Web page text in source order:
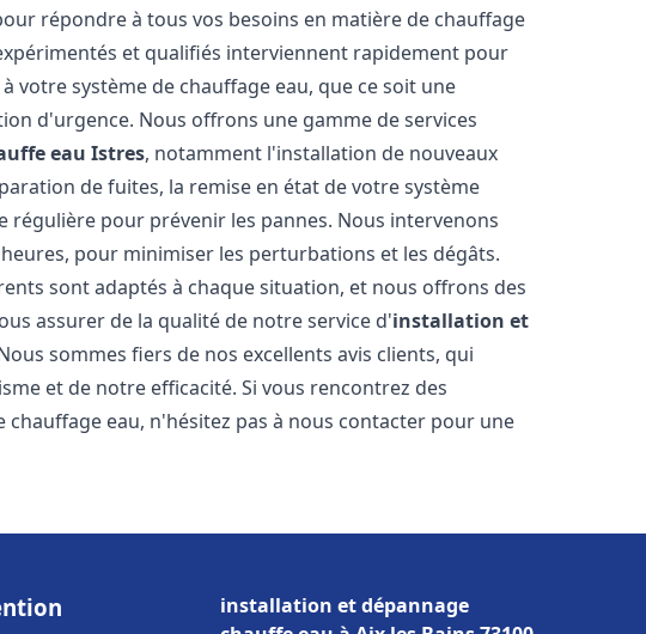
répondre à tous vos besoins en matière de chauffage
et qualifiés interviennent rapidement pour
votre système de chauffage eau, que ce soit une
d'urgence. Nous offrons une gamme de services
eau Istres, notamment l'installation de nouveaux
de fuites, la remise en état de votre système
régulière pour prévenir les pannes. Nous intervenons
pour minimiser les perturbations et les dégâts.
sont adaptés à chaque situation, et nous offrons des
assurer de la qualité de notre service d'installation et
sommes fiers de nos excellents avis clients, qui
et de notre efficacité. Si vous rencontrez des
chauffage eau, n'hésitez pas à nous contacter pour une
installation et dépannage